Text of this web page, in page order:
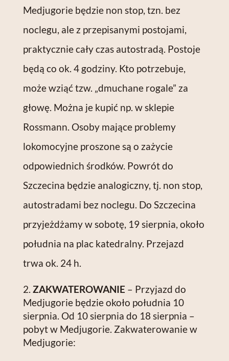
Medjugorie będzie non stop, tzn. bez
noclegu, ale z przepisanymi postojami,
praktycznie cały czas autostradą. Postoje
będą co ok. 4 godziny. Kto potrzebuje,
może wziąć tzw. „dmuchane rogale” za
głowę. Można je kupić np. w sklepie
Rossmann. Osoby mające problemy
lokomocyjne proszone są o zażycie
odpowiednich środków. Powrót do
Szczecina będzie analogiczny, tj. non stop,
autostradami bez noclegu. Do Szczecina
przyjeżdżamy w sobotę, 19 sierpnia, około
południa na plac katedralny. Przejazd
trwa ok. 24 h.
ZAKWATEROWANIE – Przyjazd do
Medjugorie będzie około południa 10
sierpnia. Od 10 sierpnia do 18 sierpnia –
pobyt w Medjugorie. Zakwaterowanie w
Medjugorie: